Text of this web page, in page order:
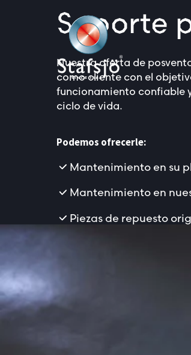
Soporte
Nuestra oferta de
como cliente con el
funcionamiento confiable
ciclo de vida.
Podemos ofrecerle:
Mantenimiento en su
Mantenimiento en
Piezas de repuesto